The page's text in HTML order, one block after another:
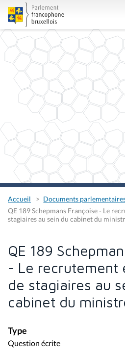
Accueil
Documents
QE 189 Schepmans Françoise - Le
stagiaires au sein du cabinet du
QE 189
- Le recrutement
de stagiaires au
cabinet du
Type
Question écrite